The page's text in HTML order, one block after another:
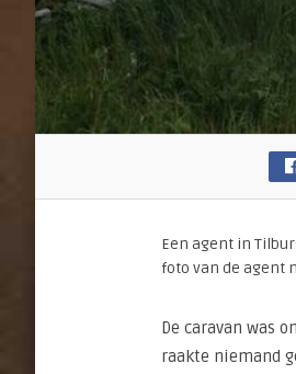
Een agent in
foto van de agent
De caravan was
raakte niemand